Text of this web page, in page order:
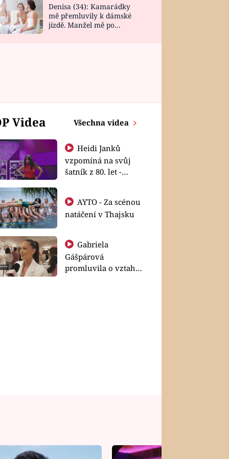
Denisa (34): Kamarádky
mě přemluvily k dámské
jízdě. Manžel mě po
Videa Všechna videa
Heidi Janků
vzpomíná na svůj
šatník z 80. let -
natáčení v Thajsku
Gabriela
Gášpárová
promluvila o vztahu